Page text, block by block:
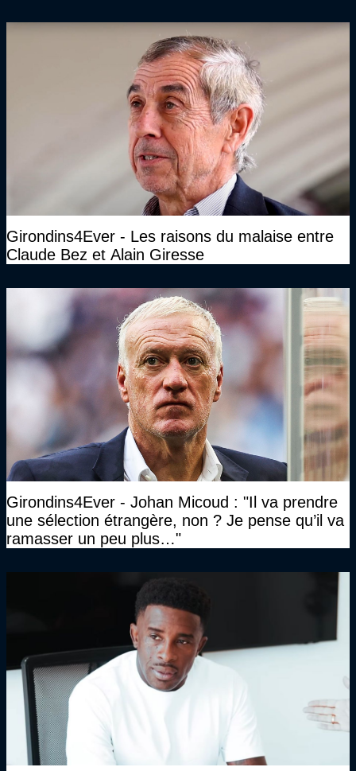
Girondins4Ever - Les raisons du malaise entre
Claude Bez et Alain Giresse
Girondins4Ever - Johan Micoud : "Il va prendre
une sélection étrangère, non ? Je pense qu’il va
ramasser un peu plus…"